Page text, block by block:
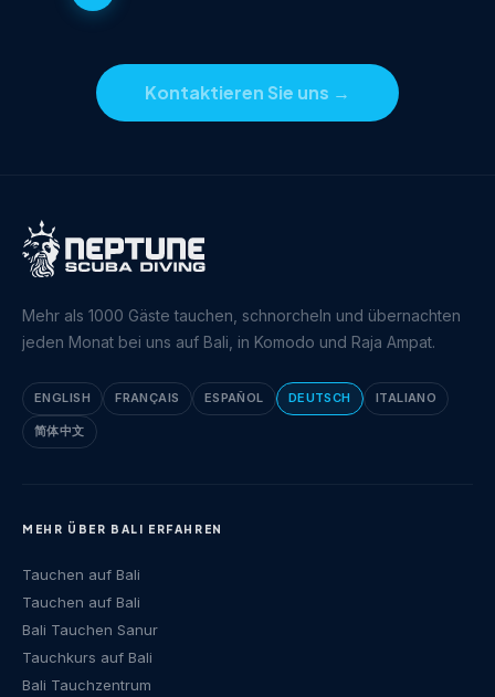
Kontaktieren Sie uns →
Mehr als 1000 Gäste tauchen, schnorcheln und übernachten
jeden Monat bei uns auf Bali, in Komodo und Raja Ampat.
ENGLISH FRANÇAIS ESPAÑOL DEUTSCH ITALIANO
简体中文
MEHR ÜBER BALI ERFAHREN
Tauchen auf Bali
Tauchen auf Bali
Bali Tauchen Sanur
Tauchkurs auf Bali
Bali Tauchzentrum